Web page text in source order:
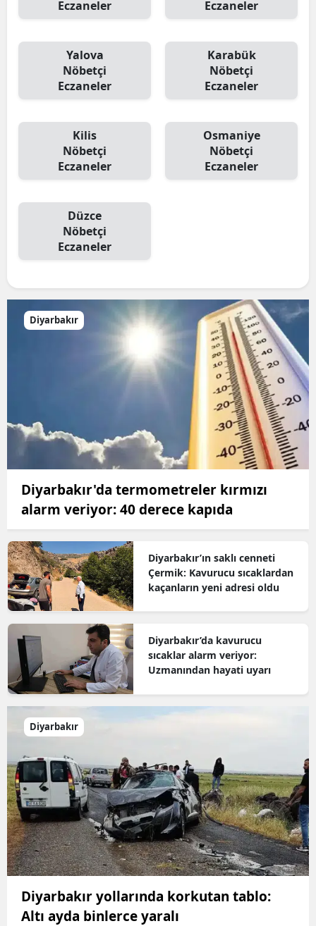
Eczaneler Eczaneler
Yalova
Nöbetçi
Eczaneler
Karabük
Nöbetçi
Eczaneler
Kilis
Nöbetçi
Eczaneler
Osmaniye
Nöbetçi
Eczaneler
Düzce
Nöbetçi
Eczaneler
Diyarbakır
Diyarbakır'da termometreler kırmızı
alarm veriyor: 40 derece kapıda
Diyarbakır’ın saklı cenneti
Çermik: Kavurucu sıcaklardan
kaçanların yeni adresi oldu
Diyarbakır’da kavurucu
sıcaklar alarm veriyor:
Uzmanından hayati uyarı
Diyarbakır
Diyarbakır yollarında korkutan tablo:
Altı ayda binlerce yaralı